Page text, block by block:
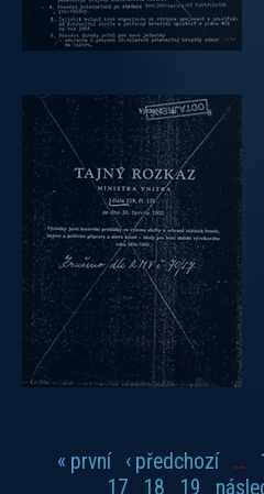
Stránky
« první ‹ předchozí …
17
18 19